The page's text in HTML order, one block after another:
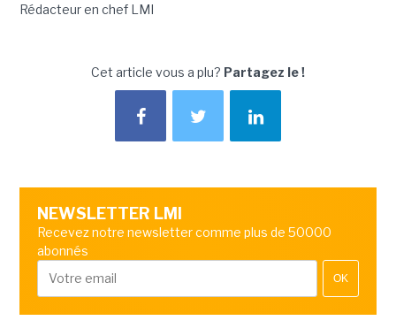
Rédacteur en chef LMI
Cet article vous a plu? Partagez le !
NEWSLETTER LMI
Recevez notre newsletter comme plus de 50000
abonnés
OK